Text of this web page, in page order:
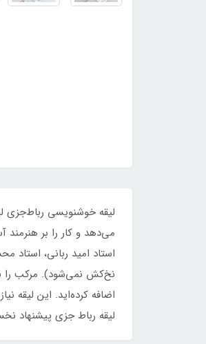
لیقه خوشنویسی رباط‌جزی
می‌دهد و کار را بر هنرمند
استاد امید ربانی،
نخ‌کش نمی‌شود). مرکب را
اضافه کرده‌اید. این لیقه
لیقه رباط جزی پیشنهاد